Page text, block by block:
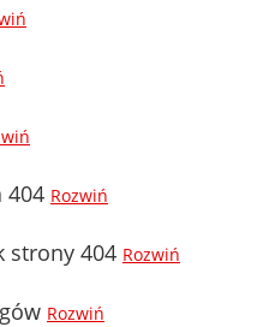
404 Rozwiń
strony 404 Rozwiń
Rozwiń